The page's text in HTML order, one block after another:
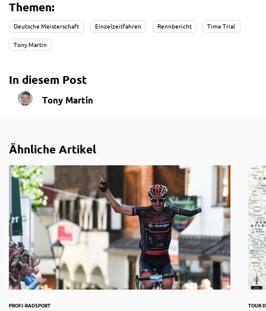
Themen:
Deutsche Meisterschaft Einzelzeitfahren Rennbericht Time Trial
Tony Martin
In diesem Post
Tony Martin
Ähnliche Artikel
PROFI-RADSPORT TOUR